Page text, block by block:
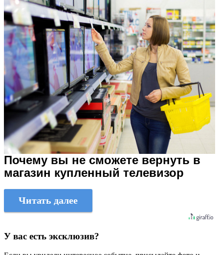
Почему вы не сможете вернуть в
магазин купленный телевизор
Читать далее
У вас есть эксклюзив?